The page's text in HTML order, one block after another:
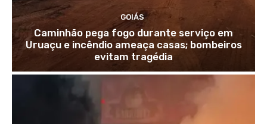
GOIÁS
Caminhão pega fogo durante serviço em
Uruaçu e incêndio ameaça casas; bombeiros
evitam tragédia